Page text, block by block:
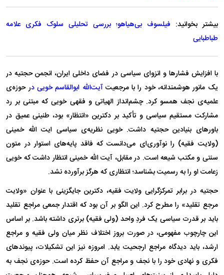
بیشتر بخوانید: فیلسوف بی‌هیاهو؛ بررسی تحلیلی سلوک فکری علامه
طباطبایی
با افزایش فشار‌ها و انزوای سیاسی در فضای داخلی ایران، انجمن حجتیه در
یک مانور هوشمندانه، خود را با مرجعیت آیت‌الله ابوالقاسم خویی در حوزه‌ی
علمیه‌ی نجف همسو کرد. چشم‌انداز الهیاتی و فقهی خویی که مبتنی بر رد
مشارکت مستقیم سیاسی و تأکید بر دکترین «انتظار» بود، طنینی عمیق در
باور‌های بنیادین حجتیه داشت. خویی نظریه‌ی سیاسی ایت الله خمینی
(ولایت فقیه) را نوآوری‌ای می‌دانست که فاقد پایه‌های استوار در متون
سنتی و مکتب شیعه است. در مقابل، آیت الله خمینی انتظار داشت که خویی
زعامت او را به رسمیت بشناسد؛ انتظاری که هرگز برآورده نشد.
حجتیه در برابر تمرکزگرایی ولایت فقیه، دکترین جایگزینی با عنوان «ولایت
مرجع تقلید» را مطرح کرد. این الگو بر آن بود که اقتدار جمعی مراجع تقلید
باید بر قدرت سیاسی یک فردِ واحد (ولی فقیه) برتری داشته باشد. بر اساس
این چارچوب مفهومی، در صورت بروز اختلاف نظر میان ولی فقیه و مراجع
ارشد، باید دیدگاه مراجع ارجحیت یابد. امروزه نیز این تشکیلات، پیوند‌های
فکری و نهادی خود را با نجف و مراجع آن حفظ کرده است. حوزه‌ی نجف به